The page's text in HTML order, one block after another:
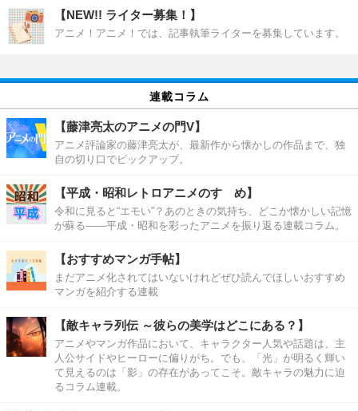
【NEW!! ライター募集！】
アニメ！アニメ！では、記事執筆ライターを募集しています。
連載コラム
【藤津亮太のアニメの門V】
アニメ評論家の藤津亮太が、最新作から懐かしの作品まで、独
自の切り口でピックアップ。
【平成・昭和レトロアニメのすゝめ】
令和に見ると“エモい”？あのときの気持ち、どこか懐かしい記憶
が蘇る――平成・昭和を彩ったアニメを振り返る連載コラム。
【おすすめマンガ手帖】
まだアニメ化されてはいないけれどぜひ読んでほしいおすすめ
マンガを紹介する連載
【敵キャラ列伝 ～彼らの美学はどこにある？】
アニメやマンガ作品において、キャラクター人気や話題は、主
人公サイドやヒーローに偏りがち。でも、「光」が明るく輝い
て見えるのは「影」の存在があってこそ。敵キャラの魅力に迫
るコラム連載。